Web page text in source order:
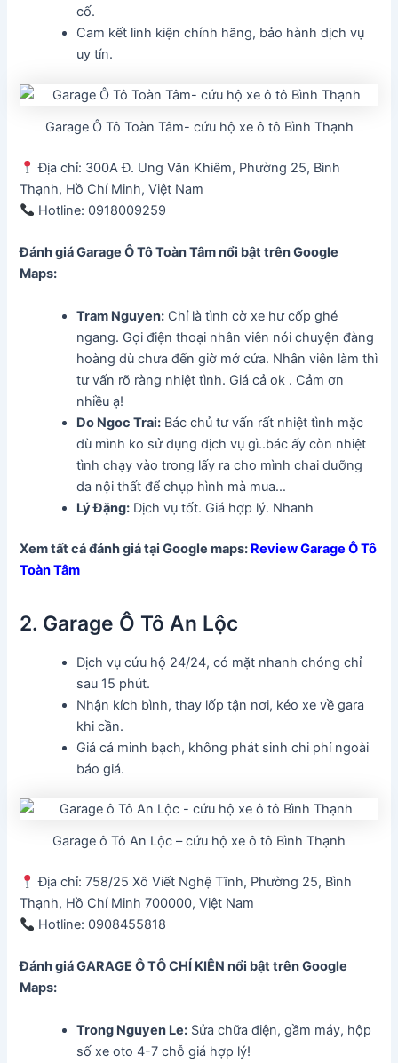
cố.
Cam kết linh kiện chính hãng, bảo hành dịch vụ
uy tín.
Garage Ô Tô Toàn Tâm- cứu hộ xe ô tô Bình Thạnh
Địa chỉ: 300A Đ. Ung Văn Khiêm, Phường 25, Bình
Thạnh, Hồ Chí Minh, Việt Nam
Hotline: 0918009259
Đánh giá Garage Ô Tô Toàn Tâmnổi bật trên Google
Maps:
Tram Nguyen: Chỉ là tình cờ xe hư cốp ghé
ngang. Gọi điện thoại nhân viên nói chuyện đàng
hoàng dù chưa đến giờ mở cửa. Nhân viên làm thì
tư vấn rõ ràng nhiệt tình. Giá cả ok . Cảm ơn
nhiều ạ!
Do Ngoc Trai: Bác chủ tư vấn rất nhiệt tình mặc
dù mình ko sử dụng dịch vụ gì..bác ấy còn nhiệt
tình chạy vào trong lấy ra cho mình chai dưỡng
da nội thất để chụp hình mà mua…
Lý Đặng: Dịch vụ tốt. Giá hợp lý. Nhanh
Xem tất cả đánh giá tại Google maps: Review Garage Ô Tô
Toàn Tâm
2. Garage Ô Tô An Lộc
Dịch vụ cứu hộ 24/24, có mặt nhanh chóng chỉ
sau 15 phút.
Nhận kích bình, thay lốp tận nơi, kéo xe về gara
khi cần.
Giá cả minh bạch, không phát sinh chi phí ngoài
báo giá.
Garage ô Tô An Lộc – cứu hộ xe ô tô Bình Thạnh
Địa chỉ: 758/25 Xô Viết Nghệ Tĩnh, Phường 25, Bình
Thạnh, Hồ Chí Minh 700000, Việt Nam
Hotline: 0908455818
Đánh giá GARAGE Ô TÔ CHÍ KIÊNnổi bật trên Google
Maps:
Trong Nguyen Le: Sửa chữa điện, gầm máy, hộp
số xe oto 4-7 chỗ giá hợp lý!